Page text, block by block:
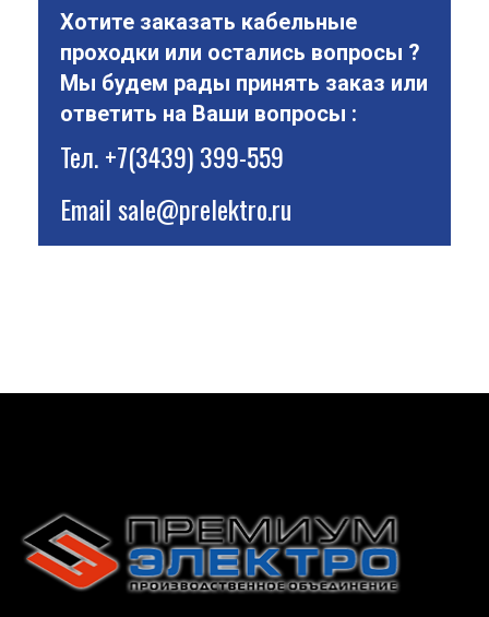
Хотите заказать кабельные
проходки или остались вопросы ?
Мы будем рады принять заказ или
ответить на Ваши вопросы :
Тел.+7(3439) 399-559
Emailsale@prelektro.ru